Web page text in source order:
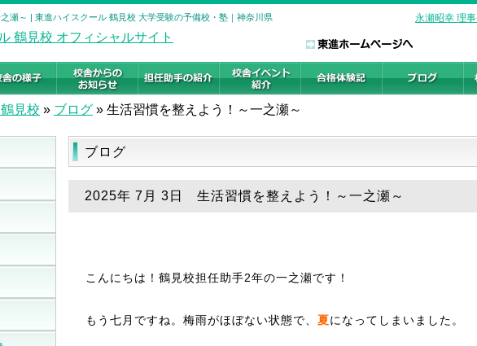
瀬～ | 東進ハイスクール 鶴見校 大学受験の予備校・塾｜神奈川県 永瀬昭幸 理
見校 » ブログ » 生活習慣を整えよう！～一之瀬～
ブログ
2025年 7月 3日 生活習慣を整えよう！～一之瀬～
こんにちは！鶴見校担任助手2年の一之瀬です！
もう七月ですね。梅雨がほぼない状態で、 夏になってしまいました。